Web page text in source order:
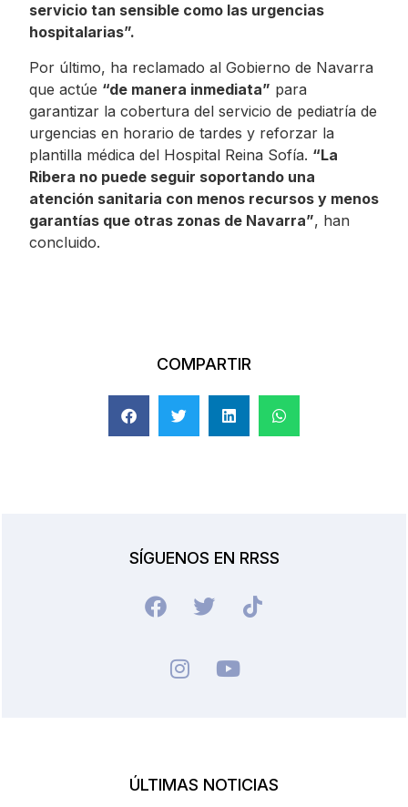
servicio tan sensible como las urgencias
hospitalarias”.
Por último, ha reclamado al Gobierno de Navarra
que actúe “de manera inmediata” para
garantizar la cobertura del servicio de pediatría de
urgencias en horario de tardes y reforzar la
plantilla médica del Hospital Reina Sofía. “La
Ribera no puede seguir soportando una
atención sanitaria con menos recursos y menos
garantías que otras zonas de Navarra”, han
concluido.
COMPARTIR
SÍGUENOS EN RRSS
ÚLTIMAS NOTICIAS